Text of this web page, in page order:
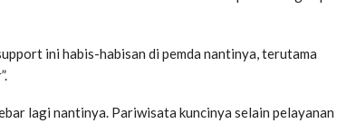
ini habis-habisan di pemda nantinya, terutama
lagi nantinya. Pariwisata kuncinya selain pelayanan